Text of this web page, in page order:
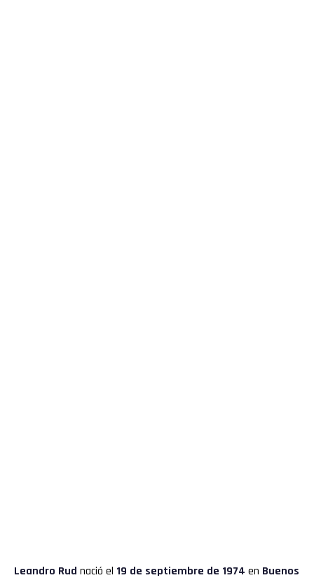
Leandro Rud nació el 19 de septiembre de 1974 en Buenos